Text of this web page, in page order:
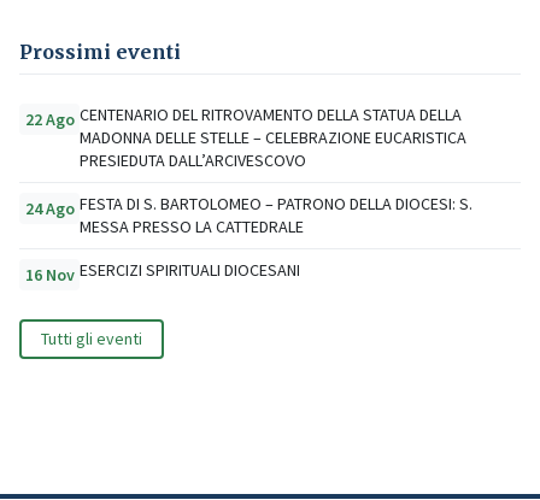
Prossimi eventi
22 Ago CENTENARIO DEL RITROVAMENTO DELLA STATUA DELLA
MADONNA DELLE STELLE – CELEBRAZIONE EUCARISTICA
PRESIEDUTA DALL’ARCIVESCOVO
24 Ago FESTA DI S. BARTOLOMEO – PATRONO DELLA DIOCESI: S.
MESSA PRESSO LA CATTEDRALE
16 Nov ESERCIZI SPIRITUALI DIOCESANI
Tutti gli eventi